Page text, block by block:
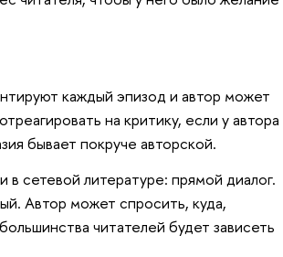
каждый эпизод и автор может
на критику, если у автора
бывает покруче авторской.
сетевой литературе: прямой диалог.
Автор может спросить, куда,
читателей будет зависеть